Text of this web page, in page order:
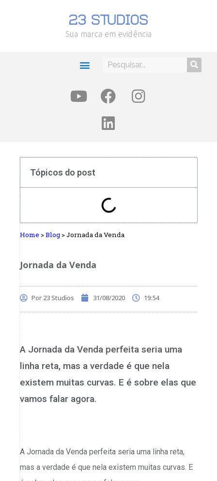
Sua marca em evidência
Tópicos do post
Home >Blog >Jornada da Venda
Jornada da Venda
Por 23 Studios 31/08/2020 19:54
A Jornada da Venda perfeita seria uma
linha reta, mas a verdade é que nela
existem muitas curvas. E é sobre elas que
vamos falar agora.
A Jornada da Venda perfeita seria uma linha reta,
mas a verdade é que nela existem muitas curvas. E